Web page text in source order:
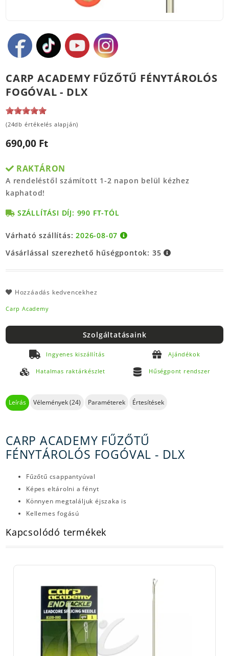
CARP ACADEMY FŰZŐTŰ FÉNYTÁROLÓS
FOGÓVAL - DLX
(24db értékelés alapján)
690,00 Ft
RAKTÁRON
A rendeléstől számított 1-2 napon belül kézhez
kaphatod!
SZÁLLÍTÁSI DÍJ: 990 FT-TÓL
Várható szállítás:2026-08-07
Vásárlással szerezhető hűségpontok: 35
Hozzáadás kedvencekhez
Carp Academy
Szolgáltatásaink
Ingyenes kiszállítás Ajándékok
Hatalmas raktárkészlet Hűségpont rendszer
Leírás Vélemények (24) Paraméterek Értesítések
CARP ACADEMY FŰZŐTŰ
FÉNYTÁROLÓS FOGÓVAL - DLX
Fűzőtű csappantyúval
Képes eltárolni a fényt
Könnyen megtaláljuk éjszaka is
Kellemes fogású
Kapcsolódó termékek